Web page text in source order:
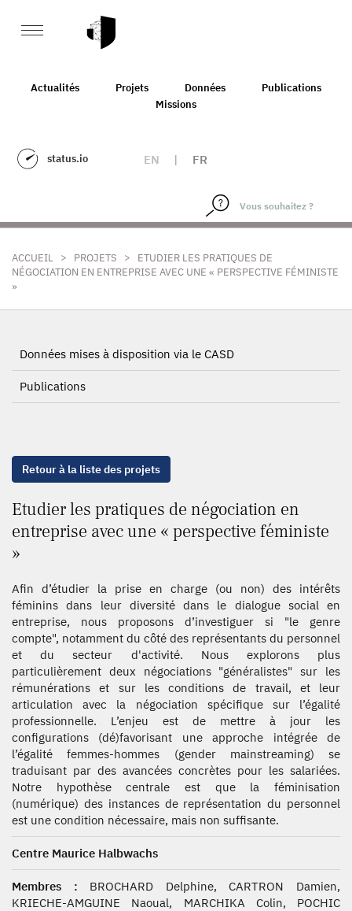
Actualités Projets Données
Publications
Missions
status.io EN | FR
ACCUEIL > PROJETS >
ETUDIER LES PRATIQUES DE
NÉGOCIATION EN ENTREPRISE AVEC UNE « PERSPECTIVE FÉMINISTE
»
Données mises à disposition via le CASD
Publications
Retour à la liste des projets
Etudier les pratiques de négociation en
entreprise avec une « perspective féministe
»
Afin d’étudier la prise en charge (ou non) des intérêts
féminins dans leur diversité dans le dialogue social en
entreprise, nous proposons d’investiguer si "le genre
compte", notamment du côté des représentants du personnel
et du secteur d'activité. Nous explorons plus
particulièrement deux négociations "généralistes" sur les
rémunérations et sur les conditions de travail, et leur
articulation avec la négociation spécifique sur l’égalité
professionnelle. L’enjeu est de mettre à jour les
configurations (dé)favorisant une approche intégrée de
l’égalité femmes-hommes (gender mainstreaming) se
traduisant par des avancées concrètes pour les salariées.
Notre hypothèse centrale est que la féminisation
(numérique) des instances de représentation du personnel
est une condition nécessaire, mais non suffisante.
Centre Maurice Halbwachs
Membres : BROCHARD Delphine, CARTRON Damien,
KRIECHE-AMGUINE Naoual, MARCHIKA Colin, POCHIC